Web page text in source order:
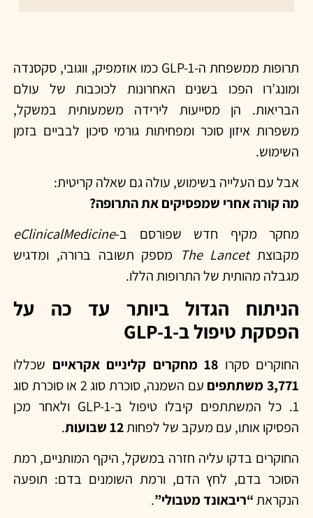
תרופות ממשפחת ה-GLP-1 כמו אוזמפיק, ווגובי, סקסנדה
ומונג’רו הפכו בשנים האחרונות לכוכבות של עולם
הבריאות. הן מסייעות לירידה משמעותית במשקל,
משפרות איזון סוכר ומפחיתות גורמי סיכון לבביים בזמן
השימוש.
אבל עם העלייה בשימוש, עולה גם שאלה קריטית:
מה קורה אחרי שמפסיקים את התרופה?
מחקר מקיף חדש שפורסם ב-eClinicalMedicine
מקבוצת The Lancet מספק תשובה ברורה, ומדגיש
מגבלה מהותית של התרופות הללו.
הניתוח הגדול ביותר עד כה על
הפסקת טיפול ב-GLP-1
החוקרים סקרו 18 מחקרים קליניים אקראיים
שכללו
3,771 משתתפים
עם השמנה, סוכרת סוג 2 או סוכרת סוג
1. כל המשתתפים קיבלו טיפול ב-GLP-1 ולאחר מכן
הפסיקו אותו, עם מעקב של לפחות12 שבועות
.
החוקרים בדקו עליה חזרה במשקל, היקף המותניים, רמת
הסוכר בדם, לחץ הדם, ורמת השומנים בדם: תופעה
הנקראת“ריבאונד מטבולי”.